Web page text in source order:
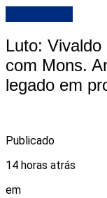
Luto:
com Mons.
legado em
Publicado
14 horas atrás
em